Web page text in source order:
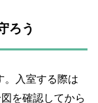
ろう
。入室する際は
を確認してから